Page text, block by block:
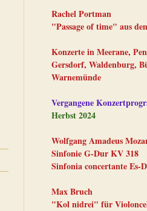
Rachel Portman
"Passage of time" aus
Konzerte in Meerane,
Gersdorf, Waldenburg,
Warnemünde
Vergangene
Herbst 2024
Wolfgang Amadeus
Sinfonie G-Dur KV 318
Sinfonia concertante
Max Bruch
"Kol nidrei" für